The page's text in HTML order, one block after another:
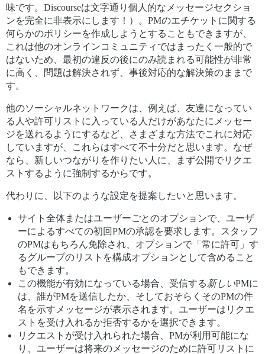
味です。Discourseは文字通り個人的なメッセージセクショ
ンを完全に非表示にします！）。PMのエチケットに関する
何らかのポリシーを作成しようとすることもできますが、
これは他のオンラインコミュニティではまったく一般的で
はないため、最初の違反の後にのみ読まれる可能性が非常
に高く、問題は解決されず、事後対応的な解決策のままで
す。
他のソーシャルネットワークは、例えば、友達になってい
る人や許可リストに入っている人だけがあなたにメッセー
ジを送れるようにするなど、さまざまな方法でこれに対応
していますが、これらはすべて不十分だと思います。なぜ
なら、新しいつながりを作りたい人に、まず公開でリクエ
ストするように強制するからです。
代わりに、以下のような設定を提案したいと思います。
サイト全体またはユーザーごとのオプションで、ユーザ
ーによるすべての初回PMの承認を要求します。スタッフ
のPMはもちろん免除され、オプションで「常に許可」す
るグループのリストを構成オプションとして含めること
もできます。
この機能が有効になっている場合、受信する 新しいPMに
は、誰がPMを送信したか、そしておそらくそのPMの件
名を示すメッセージが表示されます。ユーザーはリクエ
ストを受け入れるか拒否するかを選択できます。
リクエストが受け入れられた場合、PMが利用可能にな
り、ユーザーは将来のメッセージのために許可リストに